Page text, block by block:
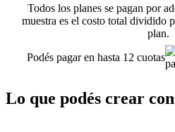
Todos los planes se pagan por
muestra es el costo total dividido
plan.
Podés pagar en hasta 12 cuotas
Lo que podés crear